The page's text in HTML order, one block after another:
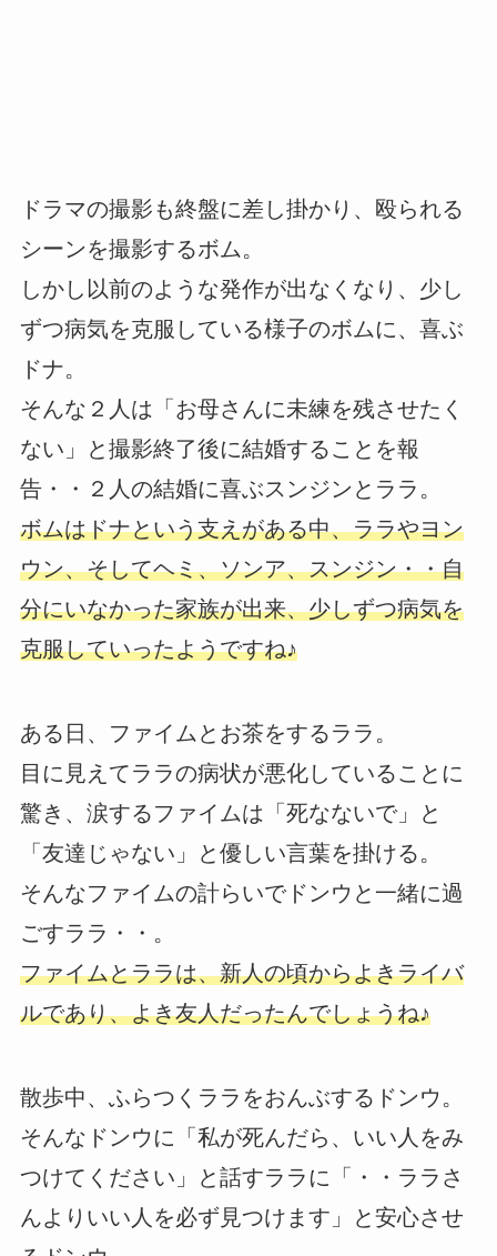
ドラマの撮影も終盤に差し掛かり、殴られる
シーンを撮影するボム。
しかし以前のような発作が出なくなり、少し
ずつ病気を克服している様子のボムに、喜ぶ
ドナ。
そんな２人は「お母さんに未練を残させたく
ない」と撮影終了後に結婚することを報
告・・２人の結婚に喜ぶスンジンとララ。
ボムはドナという支えがある中、ララやヨン
ウン、そしてヘミ、ソンア、スンジン・・自
分にいなかった家族が出来、少しずつ病気を
克服していったようですね♪
ある日、ファイムとお茶をするララ。
目に見えてララの病状が悪化していることに
驚き、涙するファイムは「死なないで」と
「友達じゃない」と優しい言葉を掛ける。
そんなファイムの計らいでドンウと一緒に過
ごすララ・・。
ファイムとララは、新人の頃からよきライバ
ルであり、よき友人だったんでしょうね♪
散歩中、ふらつくララをおんぶするドンウ。
そんなドンウに「私が死んだら、いい人をみ
つけてください」と話すララに「・・ララさ
んよりいい人を必ず見つけます」と安心させ